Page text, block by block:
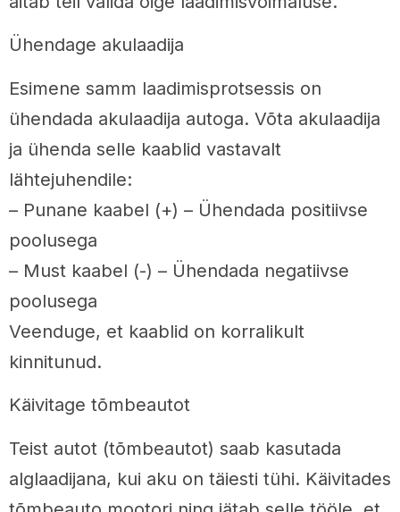
Ühendage akulaadija
Esimene samm laadimisprotsessis on
ühendada akulaadija autoga. Võta akulaadija
ja ühenda selle kaablid vastavalt
lähtejuhendile:
– Punane kaabel (+) – Ühendada positiivse
poolusega
– Must kaabel (-) – Ühendada negatiivse
poolusega
Veenduge, et kaablid on korralikult
kinnitunud.
Käivitage tõmbeautot
Teist autot (tõmbeautot) saab kasutada
alglaadijana, kui aku on täiesti tühi. Käivitades